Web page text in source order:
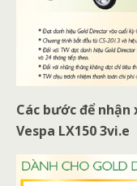
Các bước để nhận
Vespa LX150 3vi.e